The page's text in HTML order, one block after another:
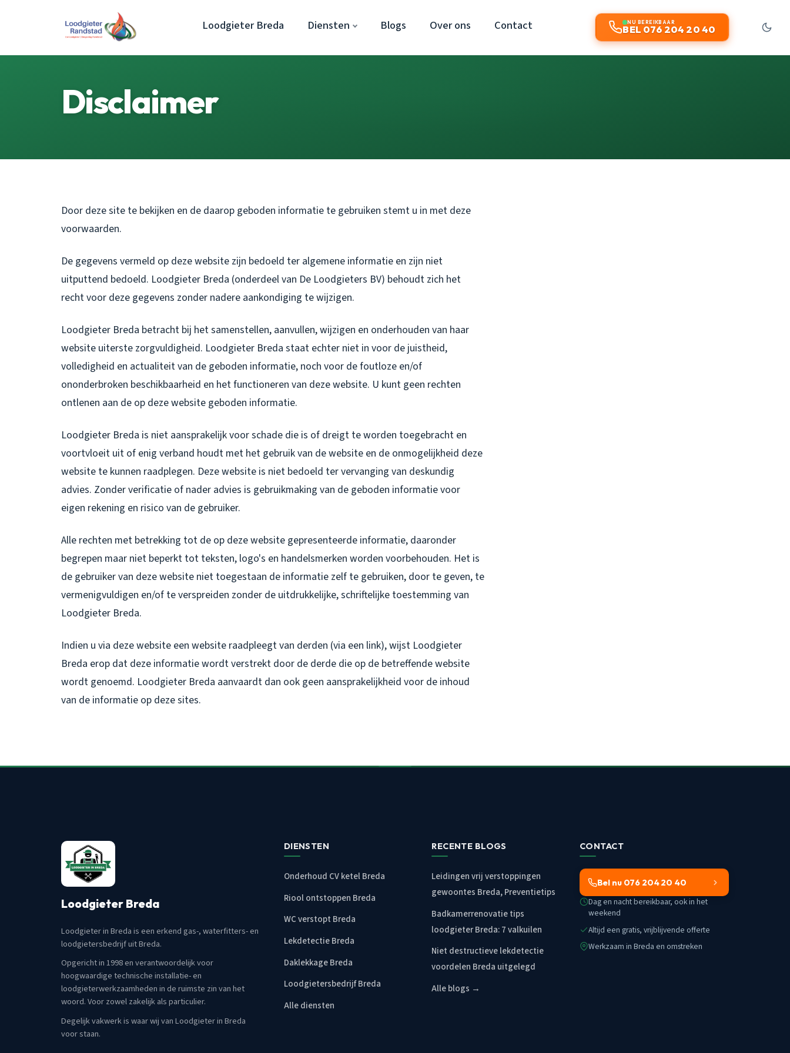
Loodgieter Breda Diensten Blogs Over ons Contact NU BEREIKBAAR
BEL 076 204 20 40
Disclaimer
Door deze site te bekijken en de daarop geboden informatie te gebruiken stemt u in met deze
voorwaarden.
De gegevens vermeld op deze website zijn bedoeld ter algemene informatie en zijn niet
uitputtend bedoeld. Loodgieter Breda (onderdeel van De Loodgieters BV) behoudt zich het
recht voor deze gegevens zonder nadere aankondiging te wijzigen.
Loodgieter Breda betracht bij het samenstellen, aanvullen, wijzigen en onderhouden van haar
website uiterste zorgvuldigheid. Loodgieter Breda staat echter niet in voor de juistheid,
volledigheid en actualiteit van de geboden informatie, noch voor de foutloze en/of
ononderbroken beschikbaarheid en het functioneren van deze website. U kunt geen rechten
ontlenen aan de op deze website geboden informatie.
Loodgieter Breda is niet aansprakelijk voor schade die is of dreigt te worden toegebracht en
voortvloeit uit of enig verband houdt met het gebruik van de website en de onmogelijkheid deze
website te kunnen raadplegen. Deze website is niet bedoeld ter vervanging van deskundig
advies. Zonder verificatie of nader advies is gebruikmaking van de geboden informatie voor
eigen rekening en risico van de gebruiker.
Alle rechten met betrekking tot de op deze website gepresenteerde informatie, daaronder
begrepen maar niet beperkt tot teksten, logo's en handelsmerken worden voorbehouden. Het is
de gebruiker van deze website niet toegestaan de informatie zelf te gebruiken, door te geven, te
vermenigvuldigen en/of te verspreiden zonder de uitdrukkelijke, schriftelijke toestemming van
Loodgieter Breda.
Indien u via deze website een website raadpleegt van derden (via een link), wijst Loodgieter
Breda erop dat deze informatie wordt verstrekt door de derde die op de betreffende website
wordt genoemd. Loodgieter Breda aanvaardt dan ook geen aansprakelijkheid voor de inhoud
van de informatie op deze sites.
Loodgieter Breda
Loodgieter in Breda is een erkend gas-, waterfitters- en
loodgietersbedrijf uit Breda.
Opgericht in 1998 en verantwoordelijk voor
hoogwaardige technische installatie- en
loodgieterwerkzaamheden in de ruimste zin van het
woord. Voor zowel zakelijk als particulier.
Degelijk vakwerk is waar wij van Loodgieter in Breda
voor staan.
DIENSTEN
Onderhoud CV ketel Breda
Riool ontstoppen Breda
WC verstopt Breda
Lekdetectie Breda
Daklekkage Breda
Loodgietersbedrijf Breda
Alle diensten
RECENTE BLOGS
Leidingen vrij verstoppingen
gewoontes Breda, Preventietips
Badkamerrenovatie tips
loodgieter Breda: 7 valkuilen
Niet destructieve lekdetectie
voordelen Breda uitgelegd
Alle blogs →
CONTACT
Bel nu 076 204 20 40
Dag en nacht bereikbaar, ook in het
weekend
Altijd een gratis, vrijblijvende offerte
Werkzaam in Breda en omstreken